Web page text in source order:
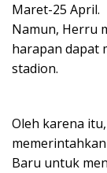
Maret-25 April.
Namun, Herru
harapan dapat
stadion.
Oleh karena
Baru untuk